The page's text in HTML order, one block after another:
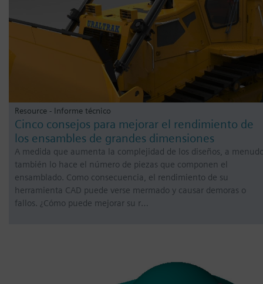
Resource - Informe técnico
Cinco consejos para mejorar el rendimiento de
los ensambles de grandes dimensiones
A medida que aumenta la complejidad de los diseños, a
también lo hace el número de piezas que componen el
ensamblado. Como consecuencia, el rendimiento de su
herramienta CAD puede verse mermado y causar demoras o
fallos. ¿Cómo puede mejorar su r…